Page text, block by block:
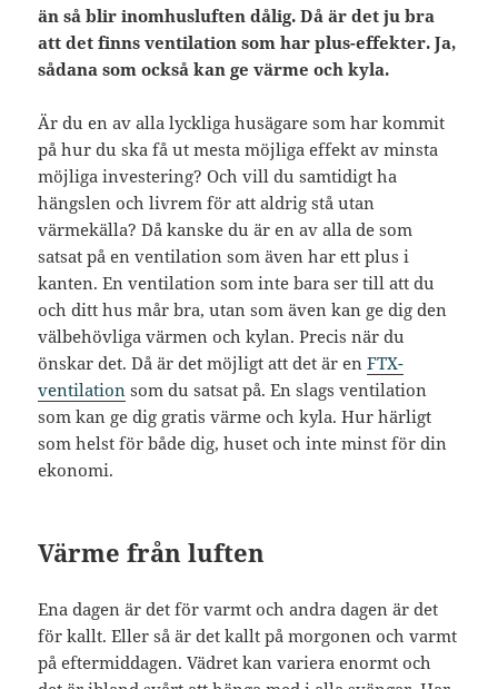
än så blir inomhusluften dålig. Då är det ju bra
att det finns ventilation som har plus-effekter. Ja,
sådana som också kan ge värme och kyla.
Är du en av alla lyckliga husägare som har kommit
på hur du ska få ut mesta möjliga effekt av minsta
möjliga investering? Och vill du samtidigt ha
hängslen och livrem för att aldrig stå utan
värmekälla? Då kanske du är en av alla de som
satsat på en ventilation som även har ett plus i
kanten. En ventilation som inte bara ser till att du
och ditt hus mår bra, utan som även kan ge dig den
välbehövliga värmen och kylan. Precis när du
önskar det. Då är det möjligt att det är enFTX-
ventilation som du satsat på. En slags ventilation
som kan ge dig gratis värme och kyla. Hur härligt
som helst för både dig, huset och inte minst för din
ekonomi.
Värme från luften
Ena dagen är det för varmt och andra dagen är det
för kallt. Eller så är det kallt på morgonen och varmt
på eftermiddagen. Vädret kan variera enormt och